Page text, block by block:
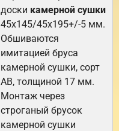
доски камерной сушки
45х145/45х195+/-5 мм.
Обшиваются
имитацией бруса
камерной сушки, сорт
АВ, толщиной 17 мм.
Монтаж через
строганый брусок
камерной сушки